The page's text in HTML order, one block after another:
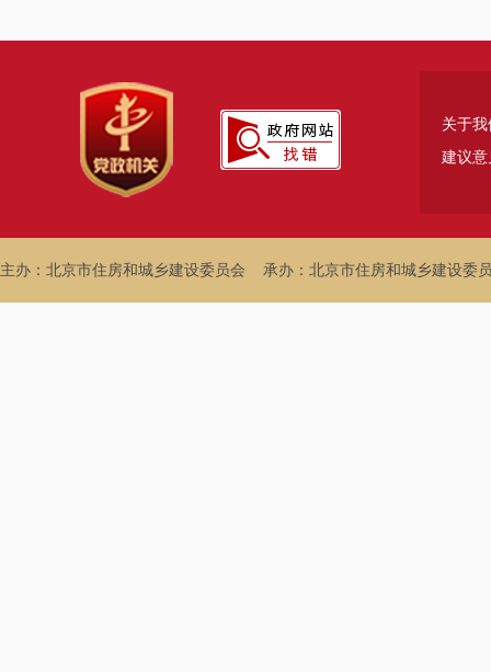
关于我
建议意
主办：北京市住房和城乡建设委员会 承办：北京市住房和城乡建设委